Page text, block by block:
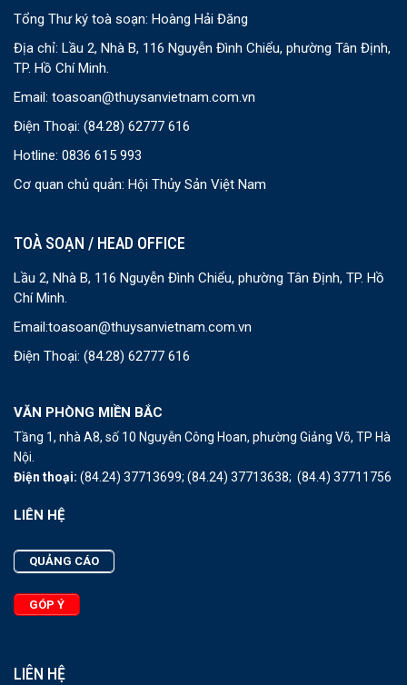
Tổng Thư ký toà soạn: Hoàng Hải Đăng
Địa chỉ: Lầu 2, Nhà B, 116 Nguyễn Đình Chiểu, phường Tân Định,
TP. Hồ Chí Minh.
Email: toasoan@thuysanvietnam.com.vn
Điện Thoại: (84.28) 62777 616
Hotline: 0836 615 993
Cơ quan chủ quản: Hội Thủy Sản Việt Nam
TOÀ SOẠN / HEAD OFFICE
Lầu 2, Nhà B, 116 Nguyễn Đình Chiểu, phường Tân Định, TP. Hồ
Chí Minh.
Email:toasoan@thuysanvietnam.com.vn
Điện Thoại: (84.28) 62777 616
VĂN PHÒNG MIỀN BẮC
Tầng 1, nhà A8, số 10 Nguyễn Công Hoan, phường Giảng Võ, TP Hà
Nội.
Điện thoại: (84.24) 37713699; (84.24) 37713638; (84.4) 37711756
LIÊN HỆ
QUẢNG CÁO
GÓP Ý
LIÊN HỆ